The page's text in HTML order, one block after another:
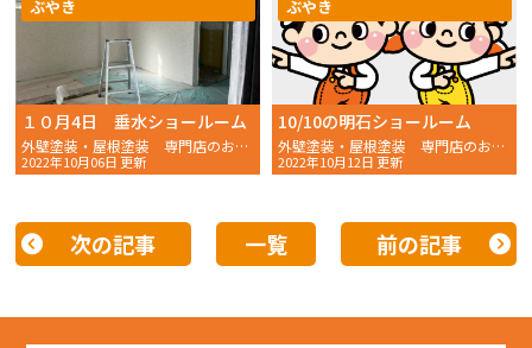
１０月4日 垂水ショールーム
外壁塗装・屋根塗装 専門店のおかちゃんペイントです！
2022年10月06日 更新
ぶやき
10/10の明石ショールーム
外壁塗装・屋根塗装 専門店のおかちゃんペイントです！
2022年10月12日 更新
ぶやき
次の記事 一覧 前の記事